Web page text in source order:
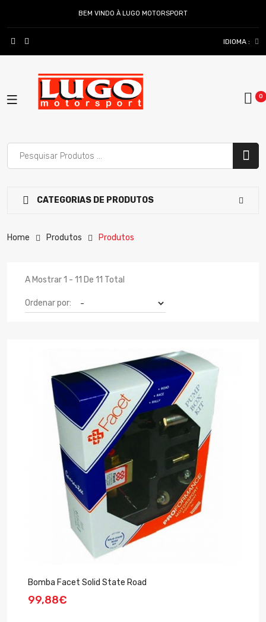
BEM VINDO À LUGO MOTORSPORT
IDIOMA :
CATEGORIAS DE PRODUTOS
Home Produtos Produtos
A Mostrar 1 - 11 De 11 Total
Ordenar por:
Bomba Facet Solid State Road
99,88€